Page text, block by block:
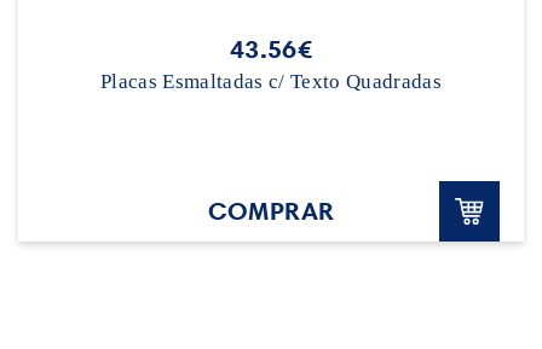
43.56€
Placas Esmaltadas c/ Texto Quadradas
COMPRAR